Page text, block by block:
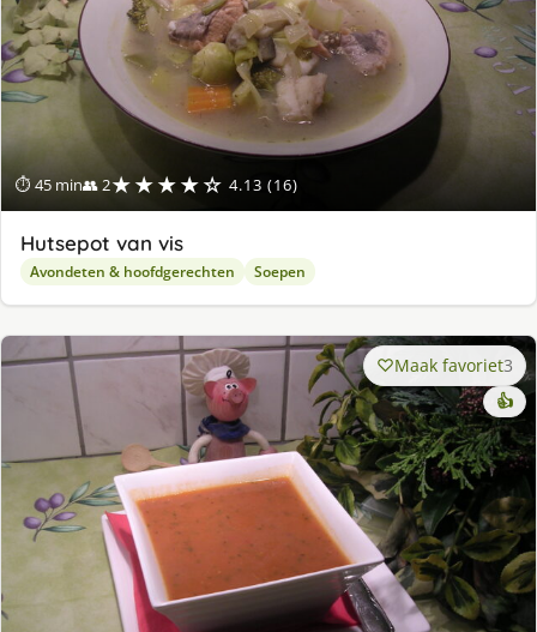
⏱ 45 min👥 2★★★★☆ 4.13 (16)
Hutsepot van vis
Avondeten & hoofdgerechten Soepen
Maak favoriet3
👍